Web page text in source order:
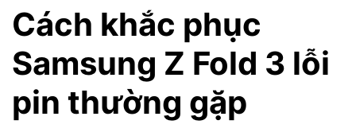
Cách khắc phục
Samsung Z Fold 3 lỗi
pin thường gặp